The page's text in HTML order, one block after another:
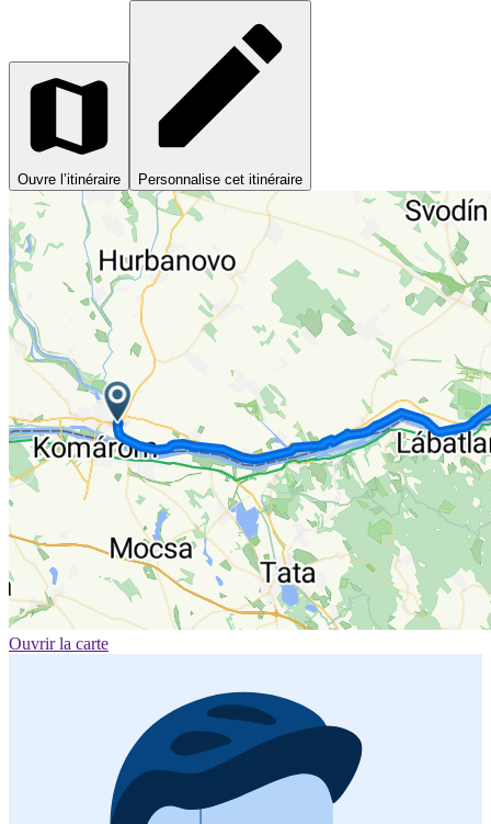
Ouvre l’itinéraire Personnalise cet itinéraire
Ouvrir la carte